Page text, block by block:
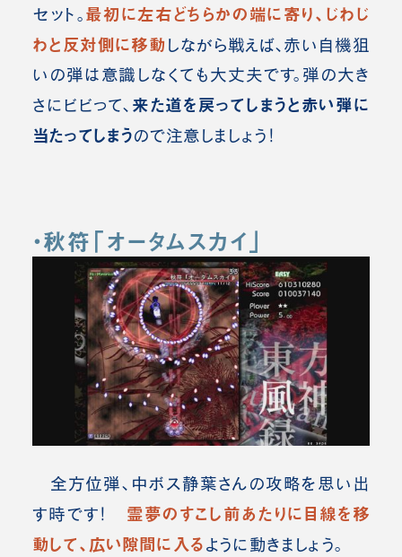
セット。 最初に左右どちらかの端に寄り、じわじ
わと反対側に移動 しながら戦えば、赤い自機狙
いの弾は意識しなくても大丈夫です。弾の大き
さにビビって、 来た道を戻ってしまうと赤い弾に
当たってしまうので注意しましょう！
・秋符「オータムスカイ」
全方位弾、中ボス静葉さんの攻略を思い出
す時です！ 霊夢のすこし前あたりに目線を移
動して、広い隙間に入る ように動きましょう。